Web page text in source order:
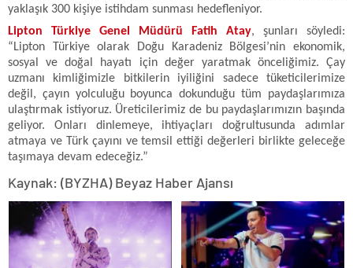
yaklaşık 300 kişiye istihdam sunması hedefleniyor.
Lipton Türkiye Genel Müdürü Fatih Atay, şunları söyledi:
“Lipton Türkiye olarak Doğu Karadeniz Bölgesi’nin ekonomik,
sosyal ve doğal hayatı için değer yaratmak önceliğimiz. Çay
uzmanı kimliğimizle bitkilerin iyiliğini sadece tüketicilerimize
değil, çayın yolculuğu boyunca dokunduğu tüm paydaşlarımıza
ulaştırmak istiyoruz. Üreticilerimiz de bu paydaşlarımızın başında
geliyor. Onları dinlemeye, ihtiyaçları doğrultusunda adımlar
atmaya ve Türk çayını ve temsil ettiği değerleri birlikte geleceğe
taşımaya devam edeceğiz.”
Kaynak: (BYZHA) Beyaz Haber Ajansı